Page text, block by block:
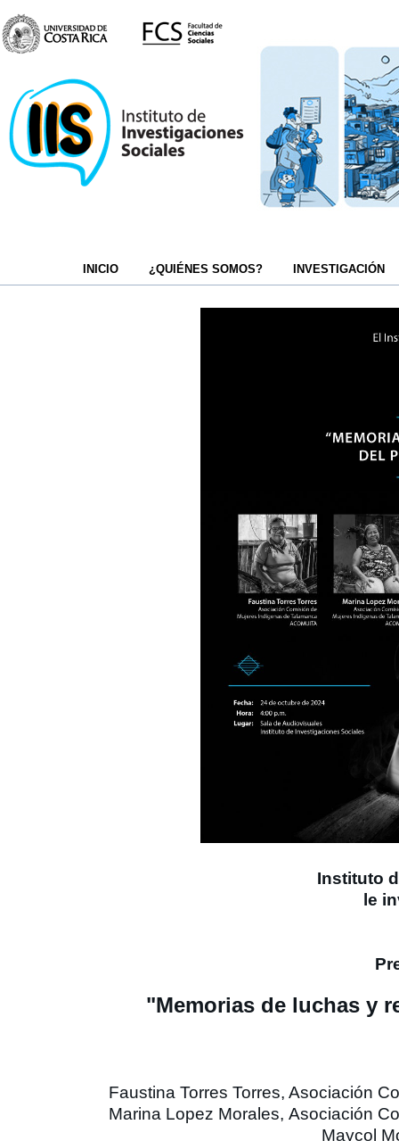
INICIO ¿QUIÉNES SOMOS? INVESTIGACIÓN
Instituto
le
"Memorias de luchas y
Faustina Torres Torres, Asociación
Marina Lopez Morales, Asociación
Maycol